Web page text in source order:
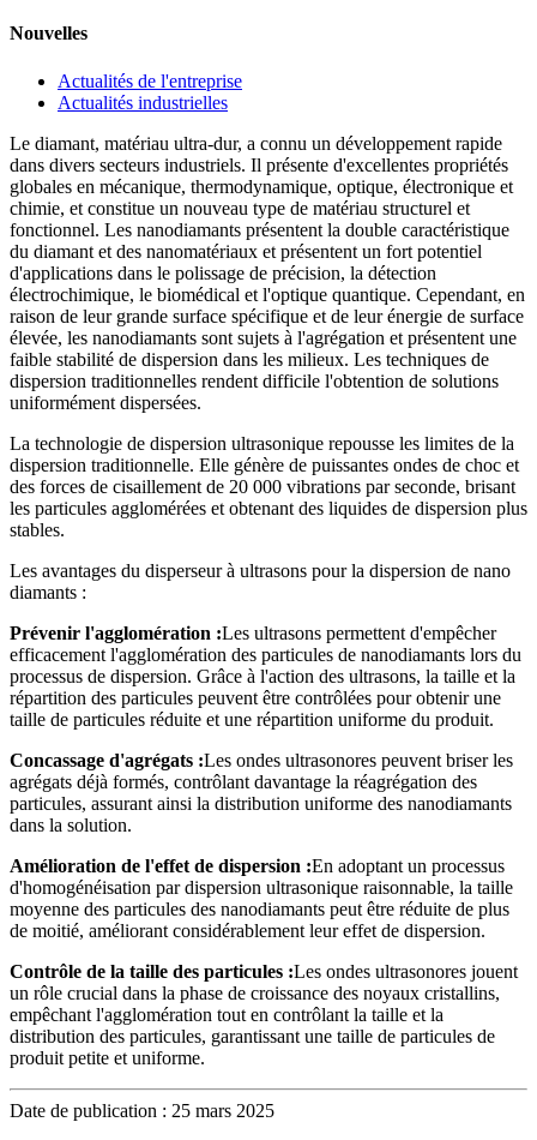
Nouvelles
Actualités de l'entreprise
Actualités industrielles
Le diamant, matériau ultra-dur, a connu un développement rapide
dans divers secteurs industriels. Il présente d'excellentes propriétés
globales en mécanique, thermodynamique, optique, électronique et
chimie, et constitue un nouveau type de matériau structurel et
fonctionnel. Les nanodiamants présentent la double caractéristique
du diamant et des nanomatériaux et présentent un fort potentiel
d'applications dans le polissage de précision, la détection
électrochimique, le biomédical et l'optique quantique. Cependant, en
raison de leur grande surface spécifique et de leur énergie de surface
élevée, les nanodiamants sont sujets à l'agrégation et présentent une
faible stabilité de dispersion dans les milieux. Les techniques de
dispersion traditionnelles rendent difficile l'obtention de solutions
uniformément dispersées.
La technologie de dispersion ultrasonique repousse les limites de la
dispersion traditionnelle. Elle génère de puissantes ondes de choc et
des forces de cisaillement de 20 000 vibrations par seconde, brisant
les particules agglomérées et obtenant des liquides de dispersion plus
stables.
Les avantages du disperseur à ultrasons pour la dispersion de nano
diamants :
Prévenir l'agglomération :Les ultrasons permettent d'empêcher
efficacement l'agglomération des particules de nanodiamants lors du
processus de dispersion. Grâce à l'action des ultrasons, la taille et la
répartition des particules peuvent être contrôlées pour obtenir une
taille de particules réduite et une répartition uniforme du produit.
Concassage d'agrégats :Les ondes ultrasonores peuvent briser les
agrégats déjà formés, contrôlant davantage la réagrégation des
particules, assurant ainsi la distribution uniforme des nanodiamants
dans la solution.
Amélioration de l'effet de dispersion :En adoptant un processus
d'homogénéisation par dispersion ultrasonique raisonnable, la taille
moyenne des particules des nanodiamants peut être réduite de plus
de moitié, améliorant considérablement leur effet de dispersion.
Contrôle de la taille des particules :Les ondes ultrasonores jouent
un rôle crucial dans la phase de croissance des noyaux cristallins,
empêchant l'agglomération tout en contrôlant la taille et la
distribution des particules, garantissant une taille de particules de
produit petite et uniforme.
Date de publication : 25 mars 2025